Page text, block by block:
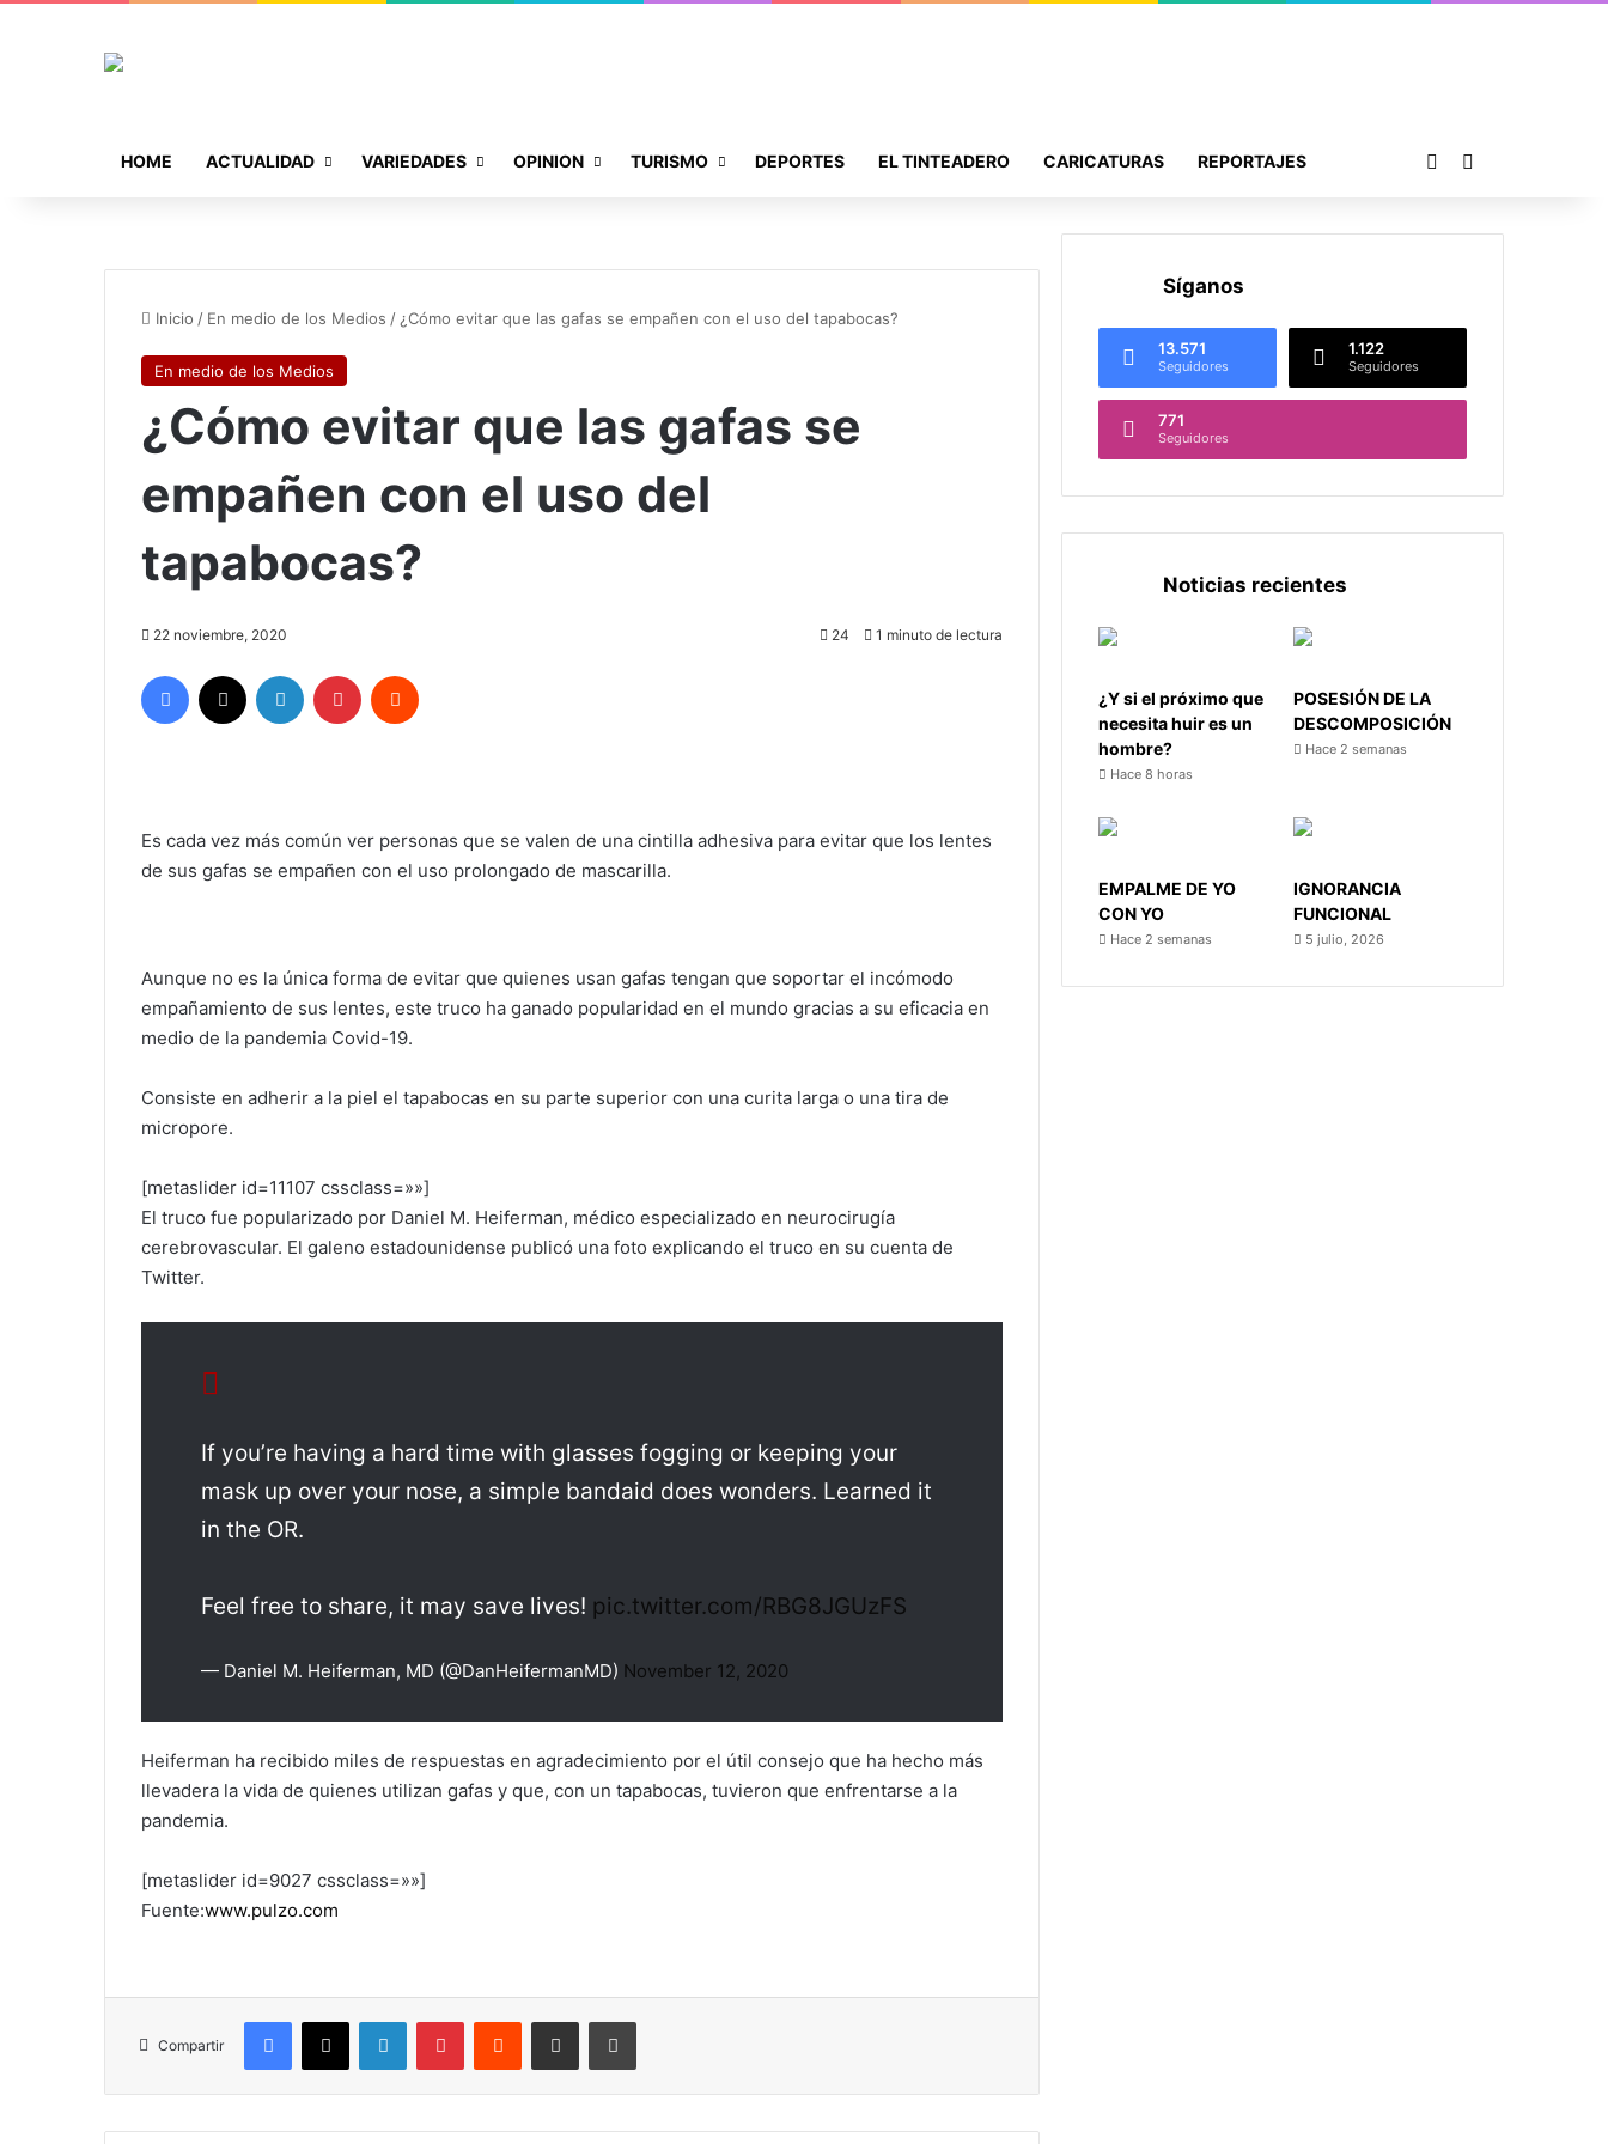
HOME ACTUALIDAD VARIEDADES OPINION TURISMO DEPORTES EL TINTEADERO CARICATURAS REPORTAJES Publicación al azar
Inicio / En medio de los Medios / ¿Cómo evitar que las gafas se empañen con el uso del tapabocas?
En medio de los Medios
¿Cómo evitar que las gafas se
empañen con el uso del
tapabocas?
22 noviembre, 2020 24 1 minuto de lectura
Facebook LinkedIn Pinterest
Es cada vez más común ver personas que se valen de una cintilla adhesiva para evitar que los lentes
de sus gafas se empañen con el uso prolongado de mascarilla.
Aunque no es la única forma de evitar que quienes usan gafas tengan que soportar el incómodo
empañamiento de sus lentes, este truco ha ganado popularidad en el mundo gracias a su eficacia en
medio de la pandemia Covid-19.
Consiste en adherir a la piel el tapabocas en su parte superior con una curita larga o una tira de
micropore.
[metaslider id=11107 cssclass=»»]
El truco fue popularizado por Daniel M. Heiferman, médico especializado en neurocirugía
cerebrovascular. El galeno estadounidense publicó una foto explicando el truco en su cuenta de
Twitter.
If you’re having a hard time with glasses fogging or keeping your
mask up over your nose, a simple bandaid does wonders. Learned it
in the OR.
Feel free to share, it may save lives! pic.twitter.com/RBG8JGUzFS
— Daniel M. Heiferman, MD (@DanHeifermanMD) November 12, 2020
Heiferman ha recibido miles de respuestas en agradecimiento por el útil consejo que ha hecho más
llevadera la vida de quienes utilizan gafas y que, con un tapabocas, tuvieron que enfrentarse a la
pandemia.
[metaslider id=9027 cssclass=»»]
Fuente:www.pulzo.com
Compartir
Facebook
X LinkedInPinterestReddit Compartir por correo electrónicoImprimir
Síganos
13.571
Seguidores
1.122
Seguidores
771
Seguidores
Noticias recientes
¿Y si el próximo que
necesita huir es un
hombre?
Hace 8 horas
POSESIÓN DE LA
DESCOMPOSICIÓN
Hace 2 semanas
EMPALME DE YO
CON YO
Hace 2 semanas
IGNORANCIA
FUNCIONAL
5 julio, 2026